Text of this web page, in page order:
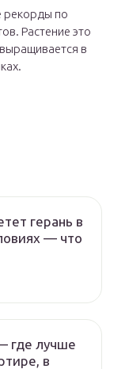
рекорды по
Растение это
в
герань в
— что
где лучше
в